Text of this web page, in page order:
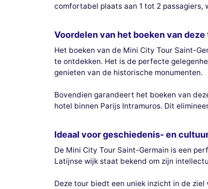
comfortabel plaats aan 1 tot 2 passagiers,
Voordelen van het boeken van deze
Het boeken van de Mini City Tour Saint-
te ontdekken. Het is de perfecte
genieten van de historische monumenten.
Bovendien garandeert het boeken van
hotel binnen Parijs Intramuros. Dit
Ideaal voor geschiedenis- en
De Mini City Tour Saint-Germain is een
Latijnse wijk staat bekend om zijn
Deze tour biedt een uniek inzicht in de